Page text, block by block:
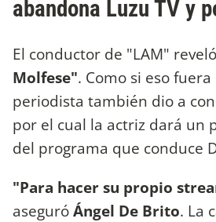
abandona Luzu TV y
El conductor de "LAM"
Molfese". Como si eso fuera
periodista también dio a
por el cual la actriz dará un
del programa que conduce
"Para hacer su propio
aseguróÁngel De Brito. La